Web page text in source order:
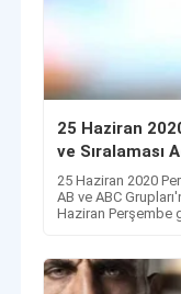
25 Haziran
ve Sıralaması
25 Haziran 2020
AB ve ABC
Haziran Perşembe